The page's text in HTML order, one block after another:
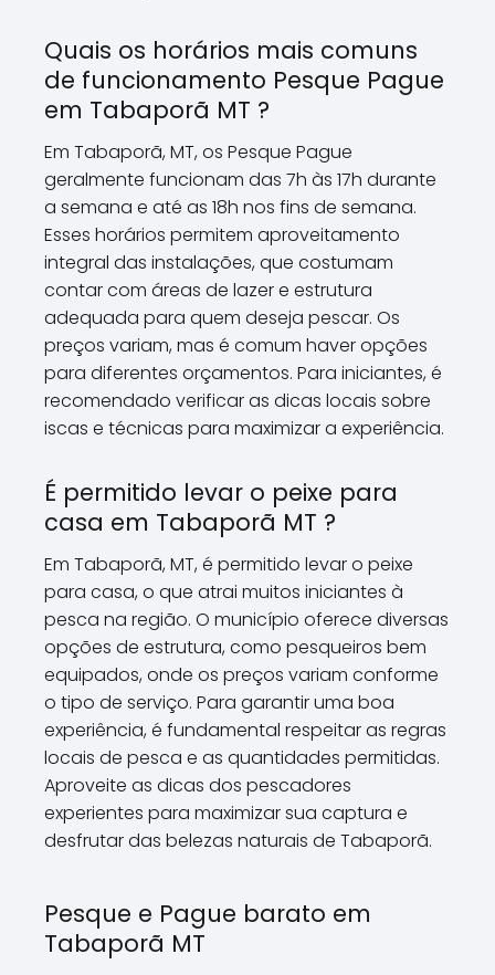
Quais os horários mais comuns
de funcionamento Pesque Pague
em Tabaporã MT ?
Em Tabaporã, MT, os Pesque Pague
geralmente funcionam das 7h às 17h durante
a semana e até as 18h nos fins de semana.
Esses horários permitem aproveitamento
integral das instalações, que costumam
contar com áreas de lazer e estrutura
adequada para quem deseja pescar. Os
preços variam, mas é comum haver opções
para diferentes orçamentos. Para iniciantes, é
recomendado verificar as dicas locais sobre
iscas e técnicas para maximizar a experiência.
É permitido levar o peixe para
casa em Tabaporã MT ?
Em Tabaporã, MT, é permitido levar o peixe
para casa, o que atrai muitos iniciantes à
pesca na região. O município oferece diversas
opções de estrutura, como pesqueiros bem
equipados, onde os preços variam conforme
o tipo de serviço. Para garantir uma boa
experiência, é fundamental respeitar as regras
locais de pesca e as quantidades permitidas.
Aproveite as dicas dos pescadores
experientes para maximizar sua captura e
desfrutar das belezas naturais de Tabaporã.
Pesque e Pague barato em
Tabaporã MT